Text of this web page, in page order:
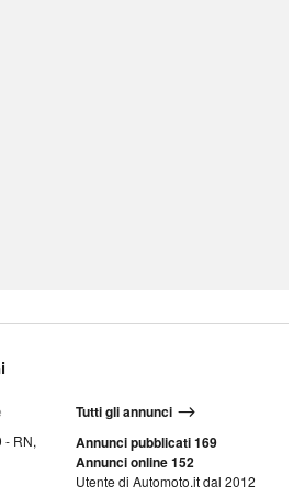
- RN,
Tutti gli annunci
Annunci pubblicati 169
Annunci online 152
Utente di Automoto.it dal 2012